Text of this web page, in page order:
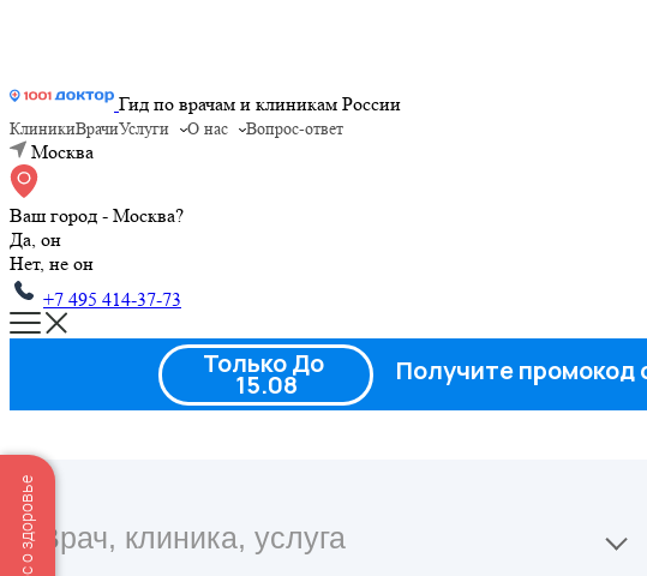
Гид по врачам и клиникам России
КлиникиВрачиУслуги О нас Вопрос-ответ
Москва
Ваш город - Москва?
Да, он
Нет, не он
+7 495 414-37-73
Только До
15.08 Получите промокод